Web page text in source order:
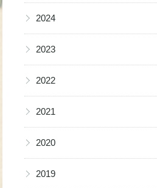
▶ 2024
▶ 2023
▶ 2022
▶ 2021
▶ 2020
▶ 2019